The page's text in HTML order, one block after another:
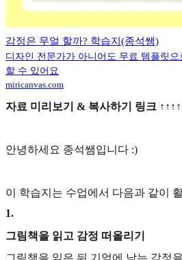
감정은 무얼 할까? 학습지(종석쌤)
디자인 전문가가 아니어도 무료 템플릿
할 수 있어요
miricanvas.com
자료 미리보기 & 복사하기 링크
안녕하세요 종석쌤입니다 :)
이 학습지는 수업에서 다음과 같이
1.
그림책을 읽고 감정 떠올리기
그림책을 읽은 뒤 기억에 남는 감정